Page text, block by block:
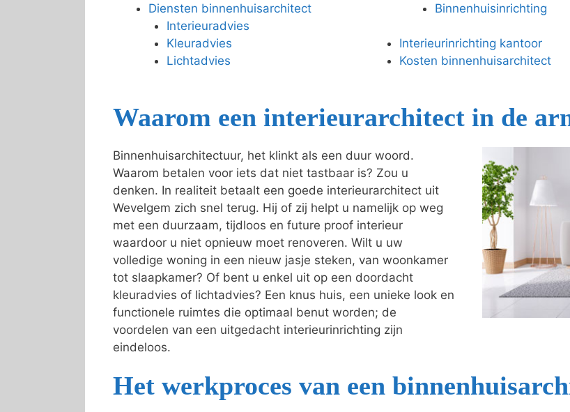
Diensten binnenhuisarchitect
Interieuradvies
Kleuradvies
Lichtadvies
Binnenhuisinrichting
Interieurinrichting kantoor
Kosten binnenhuisarchitect
Waarom een interieurarchitect in de
Binnenhuisarchitectuur, het klinkt als een duur woord.
Waarom betalen voor iets dat niet tastbaar is? Zou u
denken. In realiteit betaalt een goede interieurarchitect uit
Wevelgem zich snel terug. Hij of zij helpt u namelijk op weg
met een duurzaam, tijdloos en future proof interieur
waardoor u niet opnieuw moet renoveren. Wilt u uw
volledige woning in een nieuw jasje steken, van woonkamer
tot slaapkamer? Of bent u enkel uit op een doordacht
kleuradvies of lichtadvies? Een knus huis, een unieke look en
functionele ruimtes die optimaal benut worden; de
voordelen van een uitgedacht interieurinrichting zijn
eindeloos.
Het werkproces van een